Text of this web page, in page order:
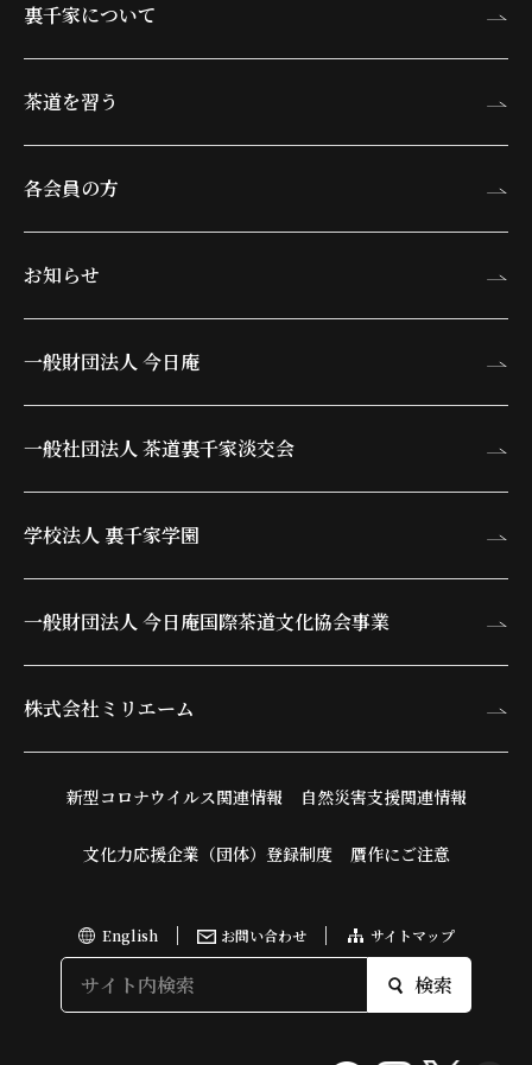
裏千家について
茶道を習う
各会員の方
お知らせ
一般財団法人 今日庵
一般社団法人 茶道裏千家淡交会
学校法人 裏千家学園
一般財団法人 今日庵国際茶道文化協会事業
株式会社ミリエーム
新型コロナウイルス関連情報 自然災害支援関連情報
文化力応援企業（団体）登録制度 贋作にご注意
English お問い合わせ サイトマップ
検索